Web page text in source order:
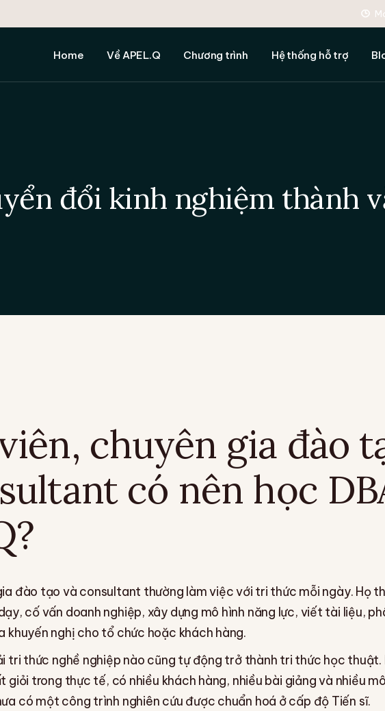
Home Về APEL.Q
Đối tác
Chương trình APEL.Q
Chương trình Hệ thống hỗ trợ
Tất cả Hệ thống hỗ trợ
Giá trị văn bằng
Chính sách và trách nhiệm
Cấp độ Tiến sĩ
Các Chương trình APEL.Q
3. Hướng dẫn đánh giá
4. Hỗ trợ format và tránh
đổi kinh nghiệm thành
chuyên gia đào
có nên học
đào tạo và consultant thường làm việc với tri thức mỗi ngày. Họ
cố vấn doanh nghiệp, xây dựng mô hình năng lực, viết tài liệu,
khuyến nghị cho tổ chức hoặc khách hàng.
tri thức nghề nghiệp nào cũng tự động trở thành tri thức học thuật.
giỏi trong thực tế, có nhiều khách hàng, nhiều bài giảng và nhiều
có một công trình nghiên cứu được chuẩn hoá ở cấp độ Tiến sĩ.